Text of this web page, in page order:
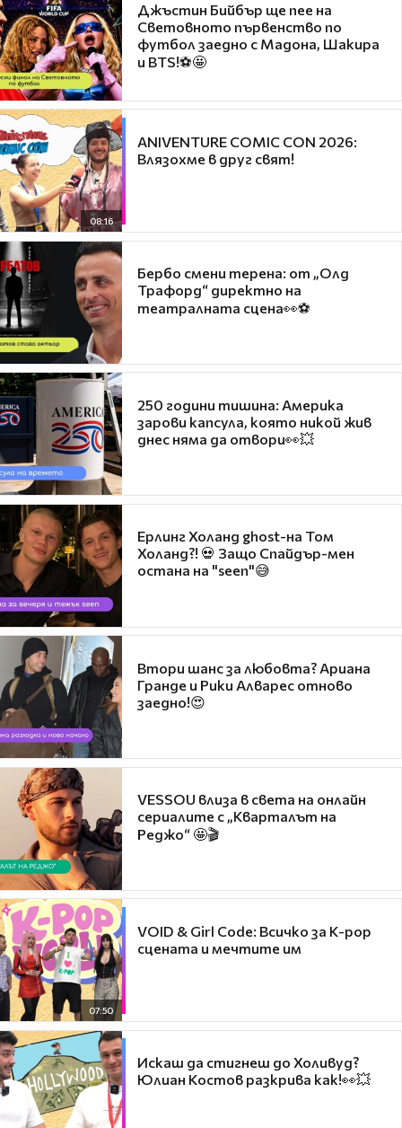
Джъстин Бийбър ще пее на
Световното първенство по
футбол заедно с Мадона, Шакира
и BTS!⚽🤩
08:16
ANIVENTURE COMIC CON 2026:
Влязохме в друг свят!
Бербо смени терена: от „Олд
Трафорд“ директно на
театралната сцена👀⚽
250 години тишина: Америка
зарови капсула, която никой жив
днес няма да отвори👀💥
Ерлинг Холанд ghost-на Том
Холанд?! 💀 Защо Спайдър-мен
остана на "seen"😅
Втори шанс за любовта? Ариана
Гранде и Рики Алварес отново
заедно!😍
VESSOU влиза в света на онлайн
сериалите с „Кварталът на
Реджо“ 🤩🎬
07:50
VOID & Girl Code: Всичко за K-pop
сцената и мечтите им
Искаш да стигнеш до Холивуд?
Юлиан Костов разкрива как!👀💥